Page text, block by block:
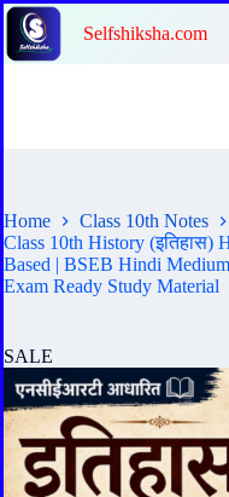
Skip
content
Selfshiksha.com
Home
Class 10th Notes
Class 10th History (इतिहास)
Based | BSEB Hindi
Exam Ready Study Material
SALE